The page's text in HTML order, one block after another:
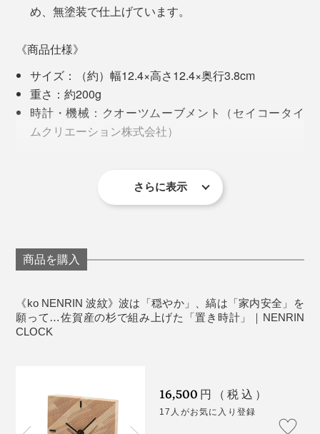
裏面プレートのオリジナルメッセージ例。プレート下部には、吉祥文様の解説入
想いのこもった「ko NENRIN」の時計。目をひくデザ
インながら、リビング、寝室、ダイニング、和室……ど
「ko NENRIN 波紋」は、タテ・ヨコ約12.4cmの正方形
で、デスクやベッドサイドに置きやすいサイズです。
りました」
その答えが、2018年、地元・佐賀の杉でつくった
『NENRIN』シリーズです。
外材が中心だった業界で、木目や色、乾燥具合、加工の
精度といった、質のそろった国産材、しかも、県内産を
探すのは、簡単ではありませんでした。
経って、これほど洗練された『NENRIN CLOCK』に生
まれ変わるとは！
杉が育ってきた歴史に、「年輪時計」から『NENRIN
木目のそろった美しさは、まるで、小さな絵画のよう。
め、無塗装で仕上げています。
《商品仕様》
サイズ：（約）幅12.4×高さ12.4×奥行3.8cm
重さ：約200g
時計・機械：クオーツムーブメント（セイコータイ
ムクリエーション株式会社）
さらに表示
商品を購入
《ko NENRIN 波紋》波は「穏やか」、縞は「家内安全」を
願って…佐賀産の杉で組み上げた「置き時計」｜NENRIN
CLOCK
16,500 円（税込）
17人がお気に入り登録